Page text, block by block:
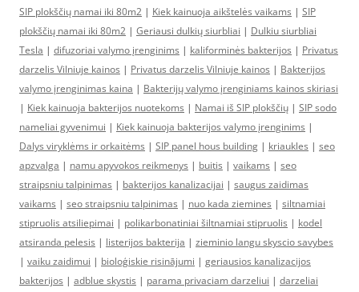
SIP plokščių namai iki 80m2 | Kiek kainuoja aikštelės vaikams | SIP
plokščių namai iki 80m2 | Geriausi dulkių siurbliai | Dulkiu siurbliai
Tesla | difuzoriai valymo įrenginims | kaliforminės bakterijos | Privatus
darzelis Vilniuje kainos | Privatus darzelis Vilniuje kainos | Bakterijos
valymo įrenginimas kaina | Bakterijų valymo įrenginiams kainos skiriasi
| Kiek kainuoja bakterijos nuotekoms | Namai iš SIP plokščių | SIP sodo
nameliai gyvenimui | Kiek kainuoja bakterijos valymo įrenginims |
Dalys viryklėms ir orkaitėms | SIP panel hous building | kriaukles | seo
apzvalga | namu apyvokos reikmenys | buitis | vaikams | seo
straipsniu talpinimas | bakterijos kanalizacijai | saugus zaidimas
vaikams | seo straipsniu talpinimas | nuo kada ziemines | siltnamiai
stipruolis atsiliepimai | polikarbonatiniai šiltnamiai stipruolis | kodel
atsiranda pelesis | listerijos bakterija | zieminio langu skyscio savybes
| vaiku zaidimui | bioloģiskie risinājumi | geriausios kanalizacijos
bakterijos | adblue skystis | parama privaciam darzeliui | darzeliai